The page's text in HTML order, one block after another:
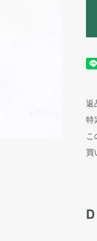
返
特
こ
買